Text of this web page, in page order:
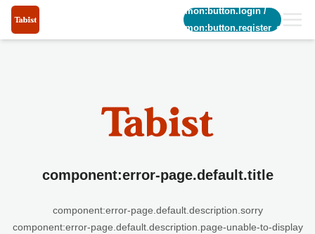
common:button.login/
common:button.register_short
component:error-page.default.title
component:error-page.default.description.sorry
component:error-page.default.description.page-unable-to-display